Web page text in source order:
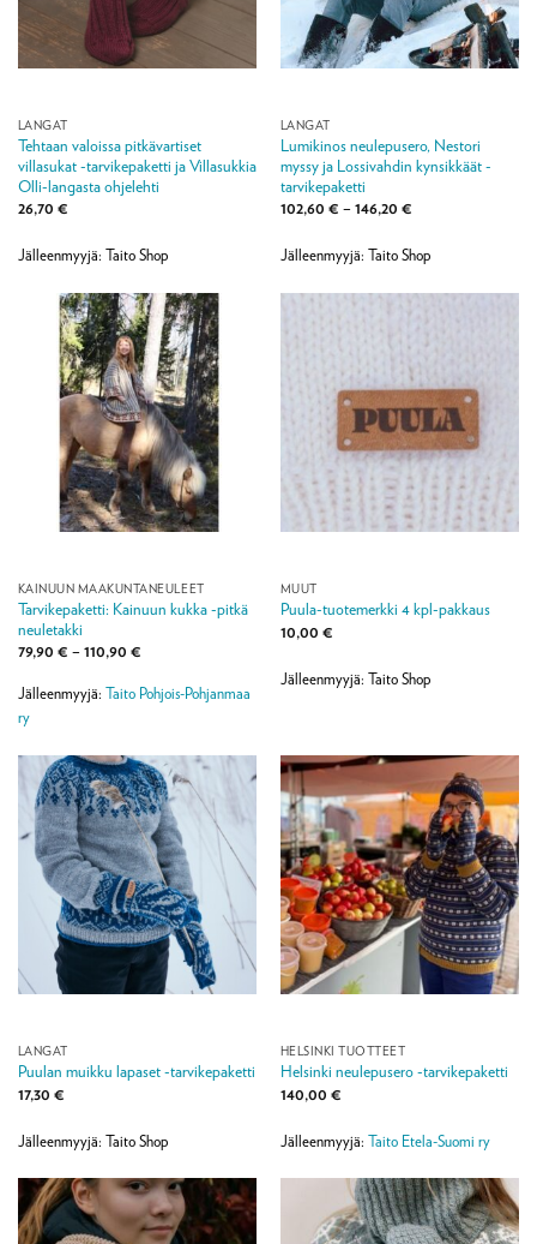
LANGAT
Tehtaan valoissa pitkävartiset
villasukat -tarvikepaketti ja Villasukkia
Olli-langasta ohjelehti
26,70 €
Jälleenmyyjä: Taito Shop
LANGAT
Lumikinos neulepusero, Nestori
myssy ja Lossivahdin kynsikkäät -
tarvikepaketti
102,60 € – 146,20 €Hintaluokka:
146,20 €
Jälleenmyyjä: Taito Shop
KAINUUN MAAKUNTANEULEET
Tarvikepaketti: Kainuun kukka -pitkä
neuletakki
79,90 € – 110,90 €Hintaluokka:
110,90 €
Jälleenmyyjä: Taito Pohjois-Pohjanmaa
ry
MUUT
Puula-tuotemerkki 4 kpl-pakkaus
10,00 €
Jälleenmyyjä: Taito Shop
LANGAT
Puulan muikku lapaset -tarvikepaketti
17,30 €
Jälleenmyyjä: Taito Shop
HELSINKI TUOTTEET
Helsinki neulepusero -tarvikepaketti
140,00 €
Jälleenmyyjä: Taito Etela-Suomi ry